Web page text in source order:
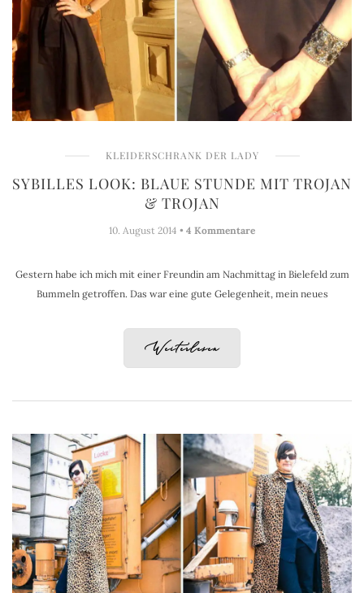
KLEIDERSCHRANK DER LADY
SYBILLES LOOK: BLAUE STUNDE MIT TROJAN
& TROJAN
10. August 2014 • 4 Kommentare
Gestern habe ich mich mit einer Freundin am Nachmittag in Bielefeld zum
Bummeln getroffen. Das war eine gute Gelegenheit, mein neues
Weiterlesen